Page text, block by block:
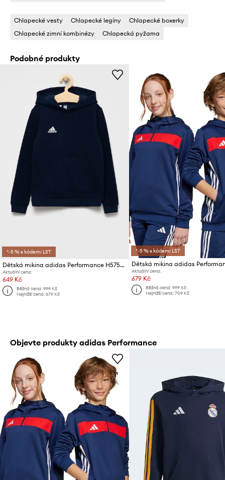
Chlapecké vesty Chlapecké legíny
Chlapecké boxerky
Chlapecké zimní kombinézy
Chlapecká pyžama
Podobné produkty
*-5 % s kódem: LST
Dětská mikina adidas Performance H57517
Aktuální cena:
649 Kč
Běžná cena:999 Kč
Nejnižší cena:679 Kč
*-5 % s kódem: LST
Dětská mikina adidas
Aktuální cena:
679 Kč
Běžná cena:999 Kč
Nejnižší cena:709 Kč
Objevte produkty adidas Performance